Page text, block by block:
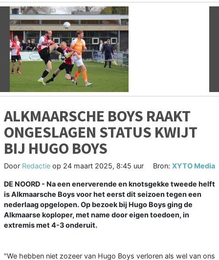
Vorige
ALKMAARSCHE BOYS RAAKT
ONGESLAGEN STATUS KWIJT
BIJ HUGO BOYS
Door Redactie op 24 maart 2025, 8:45 uur Bron: XYTO Media
DE NOORD - Na een enerverende en knotsgekke tweede helft
is Alkmaarsche Boys voor het eerst dit seizoen tegen een
nederlaag opgelopen. Op bezoek bij Hugo Boys ging de
Alkmaarse koploper, met name door eigen toedoen, in
extremis met 4-3 onderuit.
"We hebben niet zozeer van Hugo Boys verloren als wel van ons